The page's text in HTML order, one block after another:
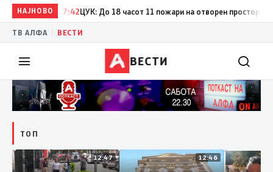
НАЈНОВО17:42ЦУК: До 18 часот 11 пожари на отворен простор, од
ТВ АЛФА ВЕСТИ
ВЕСТИ
ТОП
12:50 12:47 12:46